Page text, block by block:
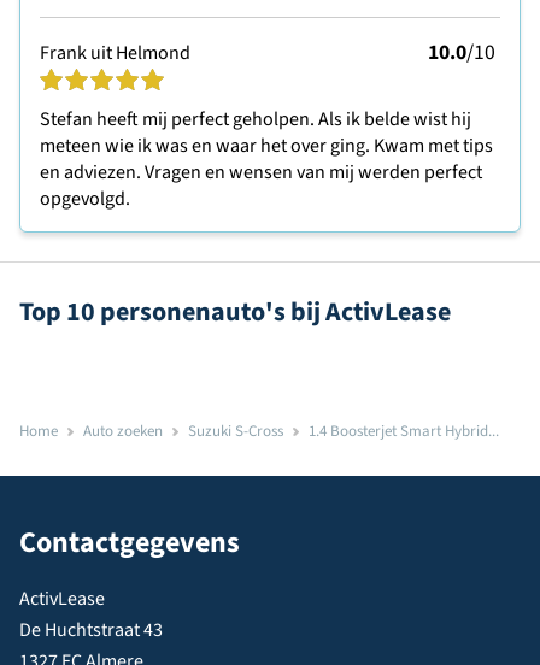
Frank uit Helmond 10.0/10
Stefan heeft mij perfect geholpen. Als ik belde wist hij
meteen wie ik was en waar het over ging. Kwam met tips
en adviezen. Vragen en wensen van mij werden perfect
opgevolgd.
Top 10 personenauto's bij ActivLease
Home Auto zoeken Suzuki S-Cross 1.4 Boosterjet Smart Hybrid...
Contactgegevens
ActivLease
De Huchtstraat 43